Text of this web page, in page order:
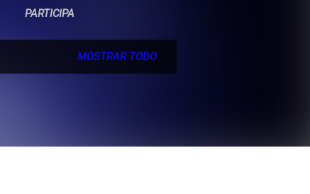
PARTICIPA
MOSTRAR TODO